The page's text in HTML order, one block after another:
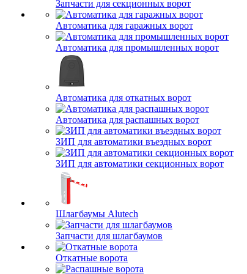
Запчасти для секционных ворот
Автоматика для гаражных ворот
Автоматика для промышленных ворот
Автоматика для откатных ворот
Автоматика для распашных ворот
ЗИП для автоматики въездных ворот
ЗИП для автоматики секционных ворот
Шлагбаумы Alutech
Запчасти для шлагбаумов
Откатные ворота